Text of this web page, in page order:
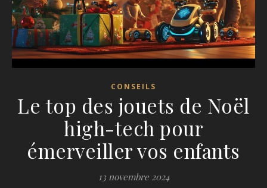
CONSEILS
Le top des jouets de Noël
high-tech pour
émerveiller vos enfants
13 novembre 2024